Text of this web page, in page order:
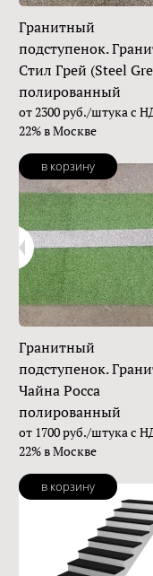
Гранитный
подступенок.
Стил Грей (Steel
полированный
от 2300 руб./штука с
22% в Москве
в корзину
Гранитный
подступенок.
Чайна Росса
полированный
от 1700 руб./штука с
22% в Москве
в корзину